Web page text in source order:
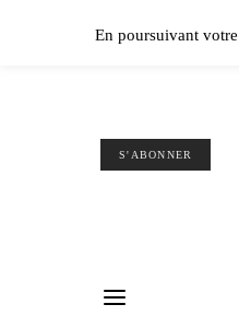
S'ABONNER
En poursuivant